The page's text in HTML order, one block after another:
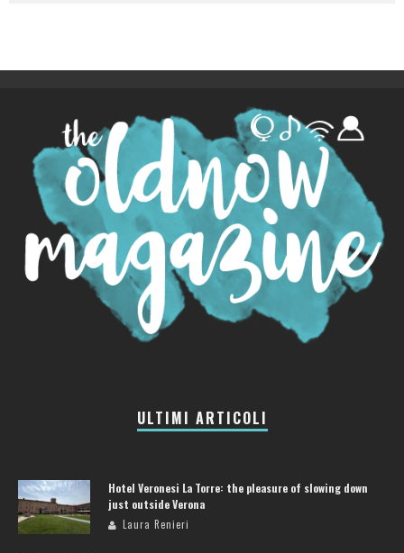
ULTIMI ARTICOLI
Hotel Veronesi La Torre: the pleasure of slowing down
just outside Verona
Laura Renieri